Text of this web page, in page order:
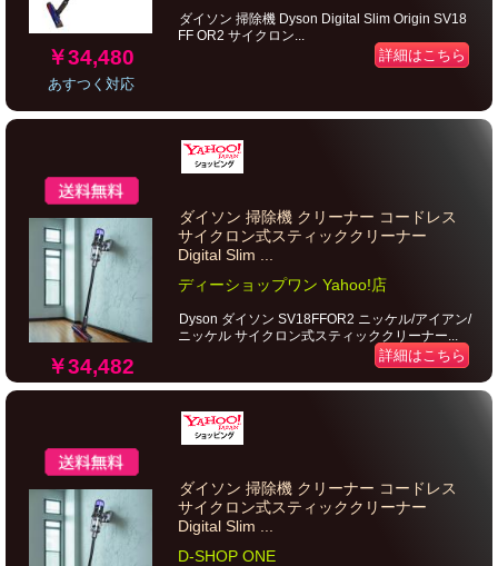
￥34,480
あすつく対応
ダイソン 掃除機 Dyson Digital Slim Origin SV18
FF OR2 サイクロン...
詳細はこちら
￥34,482
ダイソン 掃除機 クリーナー コードレス
サイクロン式スティッククリーナー
Digital Slim ...
ディーショップワン Yahoo!店
Dyson ダイソン SV18FFOR2 ニッケル/アイアン/
ニッケル サイクロン式スティッククリーナー...
詳細はこちら
ダイソン 掃除機 クリーナー コードレス
サイクロン式スティッククリーナー
Digital Slim ...
D-SHOP ONE